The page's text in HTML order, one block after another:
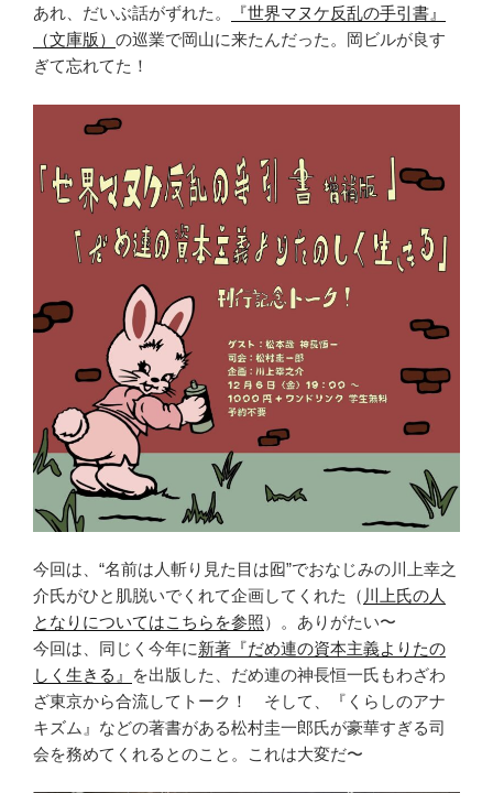
あれ、だいぶ話がずれた。
『世界マヌケ反乱の手引書』
（文庫版） の巡業で岡山に来たんだった。岡ビルが良す
ぎて忘れてた！
今回は、“名前は人斬り見た目は囮”でおなじみの川上幸之
介氏がひと肌脱いでくれて企画してくれた（ 川上氏の人
となりについてはこちらを参照）。ありがたい〜
今回は、同じく今年に新著『だめ連の資本主義よりたの
しく生きる』
を出版した、だめ連の神長恒一氏もわざわ
ざ東京から合流してトーク！ そして、『くらしのアナ
キズム』などの著書がある松村圭一郎氏が豪華すぎる司
会を務めてくれるとのこと。これは大変だ〜